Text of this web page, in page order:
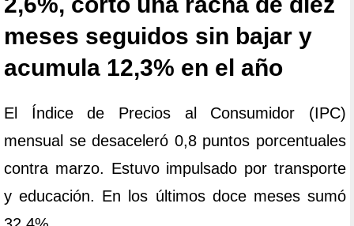
meses seguidos sin bajar y
acumula 12,3% en el año
El Índice de Precios al Consumidor (IPC)
mensual se desaceleró 0,8 puntos porcentuales
contra marzo. Estuvo impulsado por transporte
y educación. En los últimos doce meses sumó